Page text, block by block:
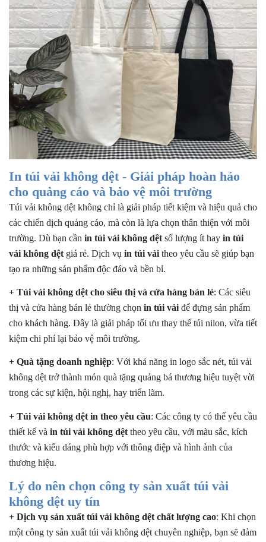
In túi vải không dệt - Giải pháp hoàn hảo
cho quảng cáo và bảo vệ môi trường
Túi vải không dệt không chỉ là giải pháp tiết kiệm và hiệu quả cho
các chiến dịch quảng cáo, mà còn là lựa chọn thân thiện với môi
trường. Dù bạn cần in túi vải không dệt số lượng ít hay in túi
vải không dệt giá rẻ. Dịch vụ in túi vải theo yêu cầu sẽ giúp bạn
tạo ra những sản phẩm độc đáo và bền bỉ.
+ Túi vải không dệt cho siêu thị và cửa hàng bán lẻ: Các siêu
thị và cửa hàng bán lẻ thường chọn in túi vải để đựng sản phẩm
cho khách hàng. Đây là giải pháp tối ưu thay thế túi nilon, vừa tiết
kiệm chi phí lại bảo vệ môi trường.
+ Quà tặng doanh nghiệp: Với khả năng in logo sắc nét, túi vải
không dệt trở thành món quà tặng quảng bá thương hiệu tuyệt vời
trong các sự kiện, hội nghị, hay triển lãm.
+ Túi vải không dệt in theo yêu cầu: Các công ty có thể yêu cầu
thiết kế và in túi vải không dệt theo yêu cầu, với màu sắc, kích
thước và kiểu dáng phù hợp với thông điệp và hình ảnh của
thương hiệu.
Lý do nên chọn công ty sản xuất túi vải
không dệt uy tín
+ Dịch vụ sản xuất túi vải không dệt chất lượng cao: Khi chọn
một công ty sản xuất túi vải không dệt chuyên nghiệp, bạn sẽ đảm